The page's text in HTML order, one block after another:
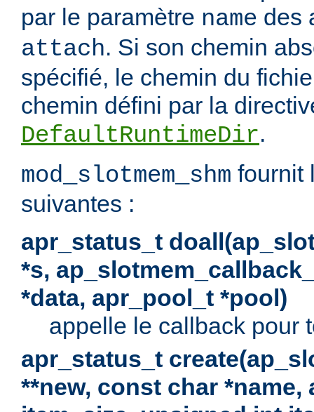
par le paramètre name des
attach. Si son chemin
spécifié, le chemin du
chemin défini par la
DefaultRuntimeDir.
mod_slotmem_shm fournit
suivantes :
apr_status_t
*s,
*data, apr_pool_t *pool)
appelle le callback pour
apr_status_t
**new, const char *name,